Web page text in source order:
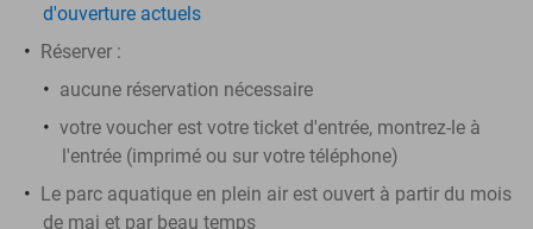
d'ouverture actuels
Réserver :
aucune réservation nécessaire
votre voucher est votre ticket d'entrée, montrez-le à
l'entrée (imprimé ou sur votre téléphone)
Le parc aquatique en plein air est ouvert à partir du mois
de mai et par beau temps